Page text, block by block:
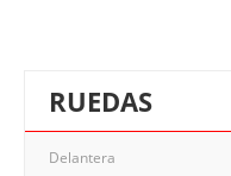
RUEDAS
Delantera